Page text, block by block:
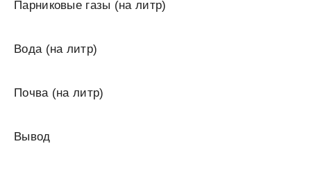
Парниковые газы (на литр)
Вода (на литр)
Почва (на литр)
Вывод